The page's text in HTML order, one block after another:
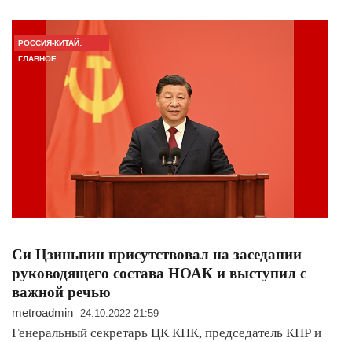
РОССИЯ-КИТАЙ:
ГЛАВНОЕ
Си Цзиньпин присутствовал на заседании
руководящего состава НОАК и выступил с
важной речью
metroadmin 24.10.2022 21:59
Генеральный секретарь ЦК КПК, председатель КНР и